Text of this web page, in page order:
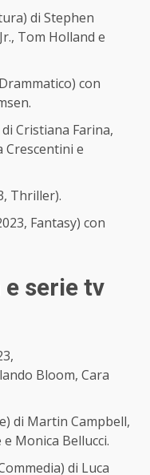
di Stephen
Tom Holland e
con
Cristiana Farina,
Crescentini e
Thriller).
Fantasy) con
serie tv
Bloom, Cara
di Martin Campbell,
Monica Bellucci.
di Luca